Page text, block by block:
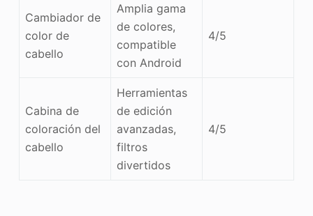
Cambiador de
color de
cabello
Amplia gama
de colores,
compatible
con Android
4/5
Cabina de
coloración del
cabello
Herramientas
de edición
avanzadas,
filtros
divertidos
4/5